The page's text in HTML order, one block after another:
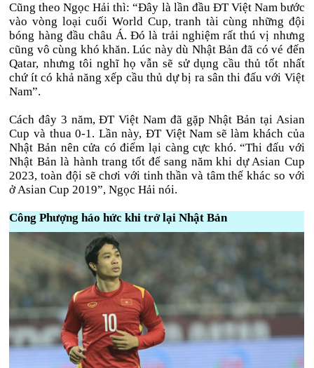
Cũng theo Ngọc Hải thì: “Đây là lần đầu ĐT Việt Nam bước
vào vòng loại cuối World Cup, tranh tài cùng những đội
bóng hàng đầu châu Á. Đó là trải nghiệm rất thú vị nhưng
cũng vô cùng khó khăn. Lúc này dù Nhật Bản đã có vé đến
Qatar, nhưng tôi nghĩ họ vẫn sẽ sử dụng cầu thủ tốt nhất
chứ ít có khả năng xếp cầu thủ dự bị ra sân thi đấu với Việt
Nam”.
Cách đây 3 năm, ĐT Việt Nam đã gặp Nhật Bản tại Asian
Cup và thua 0-1. Lần này, ĐT Việt Nam sẽ làm khách của
Nhật Bản nên cửa có điểm lại càng cực khó. “Thi đấu với
Nhật Bản là hành trang tốt để sang năm khi dự Asian Cup
2023, toàn đội sẽ chơi với tinh thần và tâm thế khác so với
ở Asian Cup 2019”, Ngọc Hải nói.
Công Phượng háo hức khi trở lại Nhật Bản